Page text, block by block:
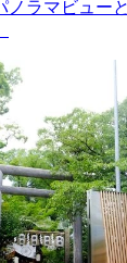
ノラマビュー